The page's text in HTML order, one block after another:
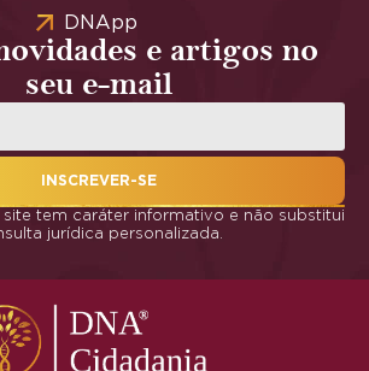
DNApp
e artigos no
seu e-mail
INSCREVER-SE
tem caráter informativo e não substitui
jurídica personalizada.